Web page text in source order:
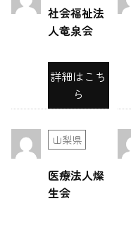
社会福祉法
人竜泉会
詳細はこち
ら
山梨県
医療法人燦
生会